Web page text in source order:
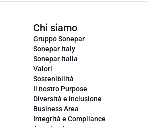
Chi siamo
Gruppo Sonepar
Sonepar Italy
Sonepar Italia
Valori
Sostenibilità
Il nostro Purpose
Diversità e inclusione
Business Area
Integrità e Compliance